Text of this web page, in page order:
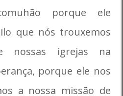
porque ele
que nós trouxemos
nossas igrejas na
porque ele nos
a nossa missão de